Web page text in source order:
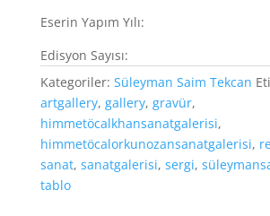
Eserin Yapım Yılı:
Edisyon Sayısı:
Kategoriler: Süleyman Saim Tekcan
artgallery, gallery, gravür,
himmetöcalkhansanatgalerisi,
himmetöcalorkunozansanatgalerisi,
sanat, sanatgalerisi, sergi,
tablo